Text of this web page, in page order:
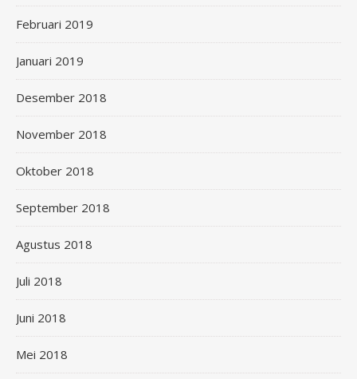
Februari 2019
Januari 2019
Desember 2018
November 2018
Oktober 2018
September 2018
Agustus 2018
Juli 2018
Juni 2018
Mei 2018